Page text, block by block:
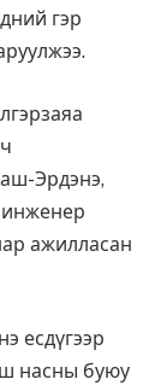
гэр
Эрдэнэ,
инженер
ажилласан
есдүгээр
насны буюу